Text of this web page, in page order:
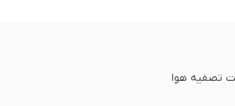
تصفیه هوا